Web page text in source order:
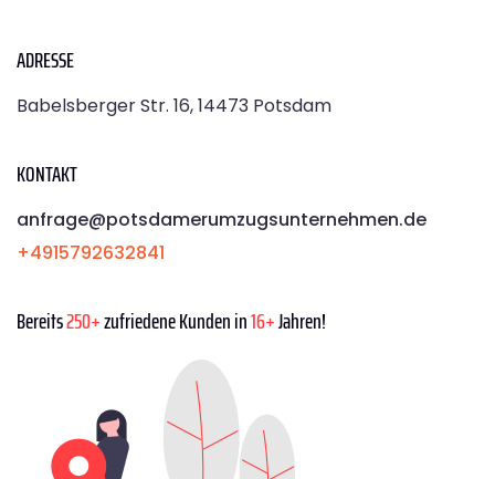
ADRESSE
Babelsberger Str. 16, 14473 Potsdam
KONTAKT
anfrage@potsdamerumzugsunternehmen.de
+4915792632841
Bereits250+zufriedene Kunden in16+Jahren!